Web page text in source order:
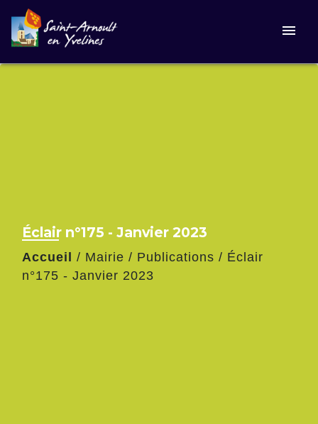
menu
Éclair n°175 - Janvier 2023
Accueil / Mairie / Publications / Éclair
n°175 - Janvier 2023